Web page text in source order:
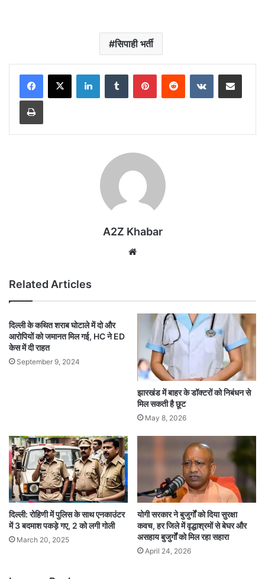
सिपाही भर्ती
LinkedInTumblr PinterestReddit VKontakteShare via Email
Print
A2Z Khabar
Related Articles
दिल्ली के कथित शराब घोटाले में दो और
आरोपियों को जमानत मिल गई, HC ने ED
केस में दी राहत
September 9, 2024
झारखंड में बाहर के डॉक्टरों को निबंधन से
मिल सकती है छूट
May 8, 2026
दिल्ली: रोहिणी में पुलिस के साथ एनकाउंटर
में 3 बदमाश पकड़े गए, 2 को लगी गोली
March 20, 2025
योगी सरकार ने बुजुर्गों को दिया सुरक्षा
कवच, हर जिले में वृद्धाश्रमों से बेघर और
असहाय बुजुर्गों को मिल रहा सहारा
April 24, 2026